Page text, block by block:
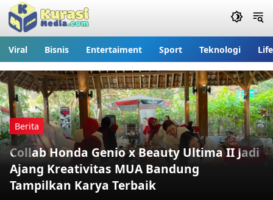
Viral Bisnis Entertaiment Sport Teknologi
Berita
Collab Honda Genio x Beauty Ultima II Jadi
Ajang Kreativitas MUA Bandung
Tampilkan Karya Terbaik
Previous